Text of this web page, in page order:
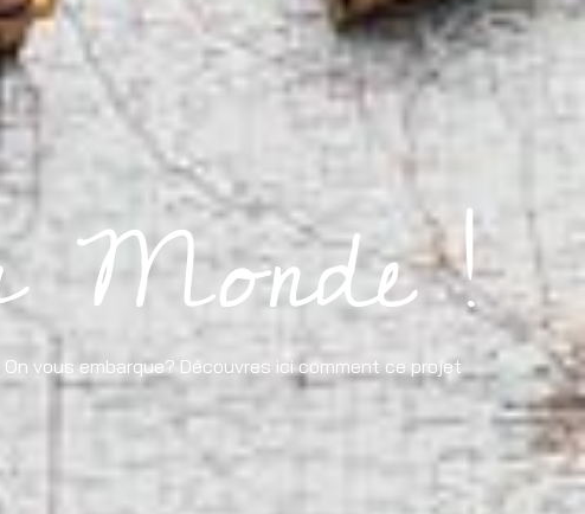
Monde !
On vous embarque? Découvres ici comment ce projet